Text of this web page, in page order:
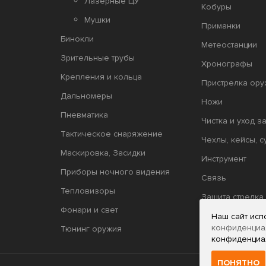
Мушки
Бинокли
Зрительные трубы
Крепления и кольца
Дальномеры
Пневматика
Тактическое снаряжение
Маскировка, Засидки
Приборы ночного видения
Тепловизоры
Фонари и свет
Тюнинг оружия
Кобуры
Приманки
Метеостанции
Хронографы
Пристрелка
Ножи
Чистка и уход
Чехлы, кейсы,
Инструмент
Связь
Защита стрелка
Релоадинг
Наш сайт
ПОНЯТНО